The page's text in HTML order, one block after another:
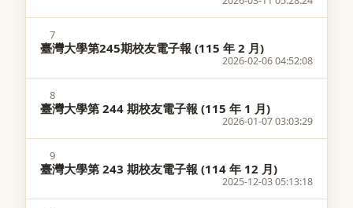
7
臺灣大學第245期校友電子報 (115 年 2 月)
2026-02-06 04:52:08
8
臺灣大學第 244 期校友電子報 (115 年 1 月)
2026-01-07 03:03:29
9
臺灣大學第 243 期校友電子報 (114 年 12 月)
2025-12-03 05:13:18